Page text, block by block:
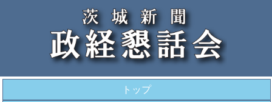
トップ